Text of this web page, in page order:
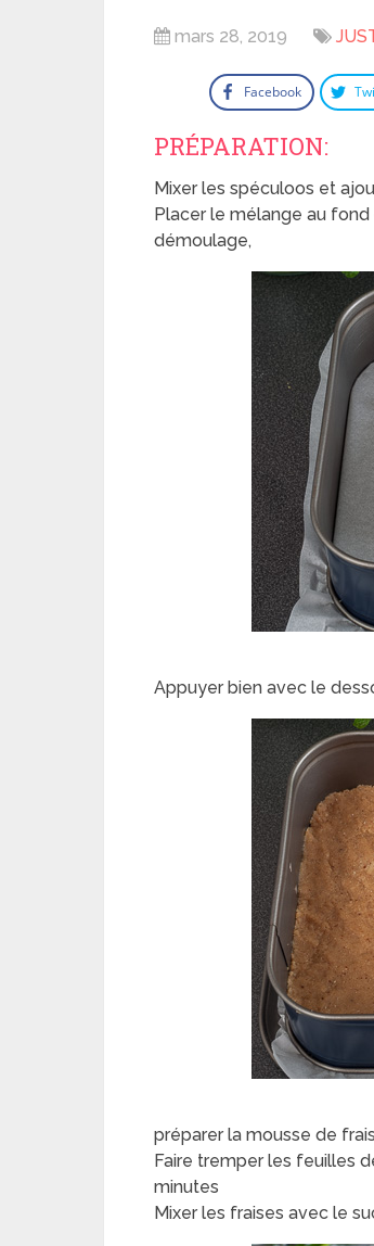
mars 28, 2019
Facebook
PRÉPARATION:
Mixer les spéculoos et
Placer le mélange au fond
démoulage,
Appuyer bien avec le
préparer la mousse de
Faire tremper les feuilles
minutes
Mixer les fraises avec le